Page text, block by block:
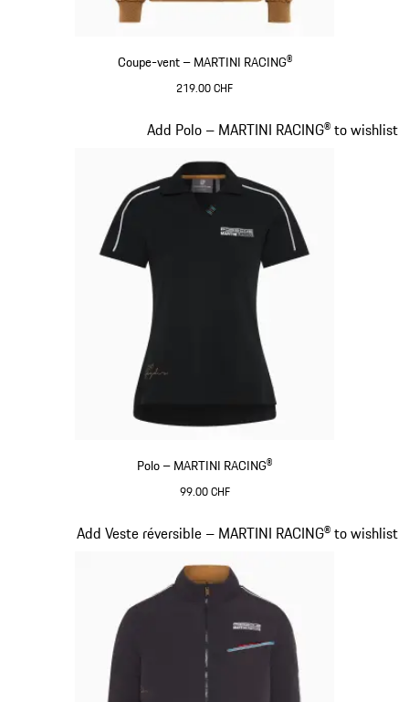
Coupe-vent – MARTINI RACING®
219.00 CHF
Polo – MARTINI RACING®
99.00 CHF
Add Polo – MARTINI RACING® to wishlist
Add Veste réversible – MARTINI RACING® to wishlist
Diapositive 7 sur 20